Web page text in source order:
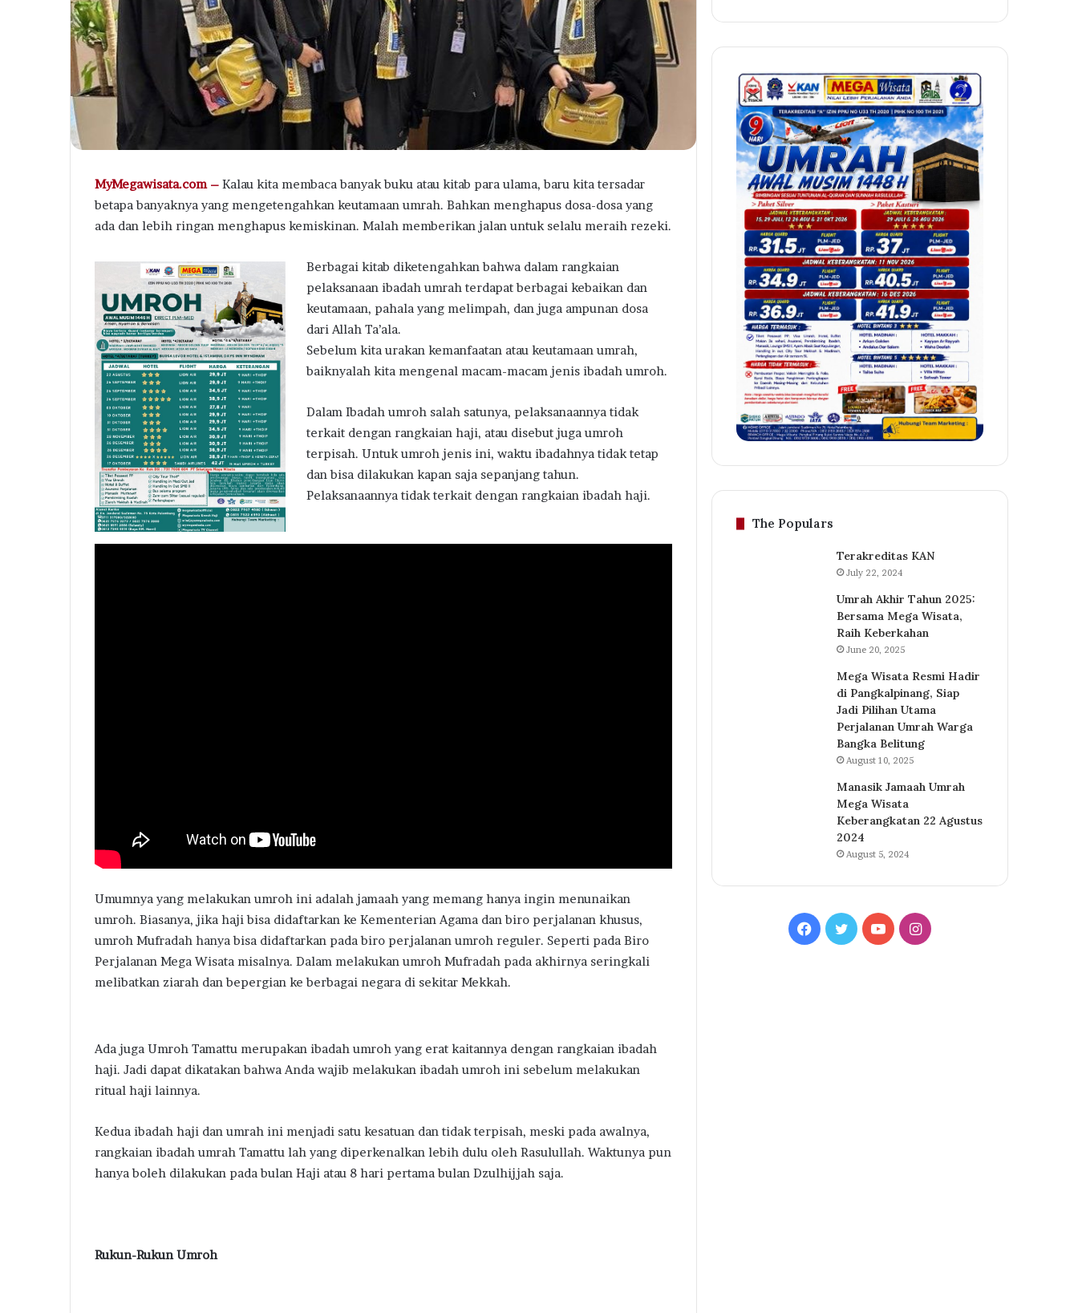
MyMegawisata.com – Kalau kita membaca banyak buku atau kitab para ulama, baru kita tersadar
betapa banyaknya yang mengetengahkan keutamaan umrah. Bahkan menghapus dosa-dosa yang
ada dan lebih ringan menghapus kemiskinan. Malah memberikan jalan untuk selalu meraih rezeki.
Berbagai kitab diketengahkan bahwa dalam rangkaian
pelaksanaan ibadah umrah terdapat berbagai kebaikan dan
keutamaan, pahala yang melimpah, dan juga ampunan dosa
dari Allah Ta’ala.
Sebelum kita urakan kemanfaatan atau keutamaan umrah,
baiknyalah kita mengenal macam-macam jenis ibadah umroh.
Dalam Ibadah umroh salah satunya, pelaksanaannya tidak
terkait dengan rangkaian haji, atau disebut juga umroh
terpisah. Untuk umroh jenis ini, waktu ibadahnya tidak tetap
dan bisa dilakukan kapan saja sepanjang tahun.
Pelaksanaannya tidak terkait dengan rangkaian ibadah haji.
Umumnya yang melakukan umroh ini adalah jamaah yang memang hanya ingin menunaikan
umroh. Biasanya, jika haji bisa didaftarkan ke Kementerian Agama dan biro perjalanan khusus,
umroh Mufradah hanya bisa didaftarkan pada biro perjalanan umroh reguler. Seperti pada Biro
Perjalanan Mega Wisata misalnya. Dalam melakukan umroh Mufradah pada akhirnya seringkali
melibatkan ziarah dan bepergian ke berbagai negara di sekitar Mekkah.
Ada juga Umroh Tamattu merupakan ibadah umroh yang erat kaitannya dengan rangkaian ibadah
haji. Jadi dapat dikatakan bahwa Anda wajib melakukan ibadah umroh ini sebelum melakukan
ritual haji lainnya.
Kedua ibadah haji dan umrah ini menjadi satu kesatuan dan tidak terpisah, meski pada awalnya,
rangkaian ibadah umrah Tamattu lah yang diperkenalkan lebih dulu oleh Rasulullah. Waktunya pun
hanya boleh dilakukan pada bulan Haji atau 8 hari pertama bulan Dzulhijjah saja.
Rukun-Rukun Umroh
Berstandar
Internasional
Perspektif
dan
Islam
The Populars
Terakreditas KAN
July 22, 2024
Umrah Akhir Tahun 2025:
Bersama Mega Wisata,
Raih Keberkahan
June 20, 2025
Mega Wisata Resmi Hadir
di Pangkalpinang, Siap
Jadi Pilihan Utama
Perjalanan Umrah Warga
Bangka Belitung
August 10, 2025
Manasik Jamaah Umrah
Mega Wisata
Keberangkatan 22 Agustus
2024
August 5, 2024
Facebook
TwitterYouTubeInstagram